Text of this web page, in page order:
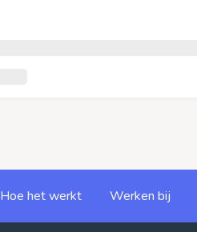
Hoe het werkt Werken bij